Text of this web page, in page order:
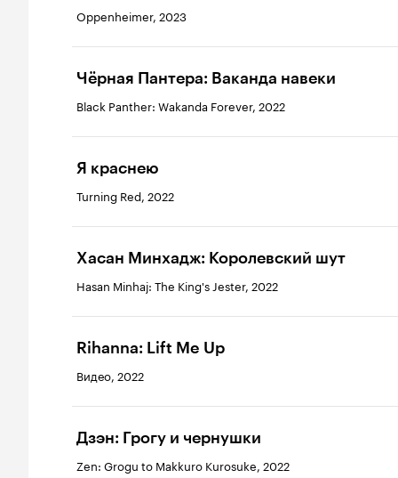
Oppenheimer, 2023
Чёрная Пантера: Ваканда навеки
Black Panther: Wakanda Forever, 2022
Я краснею
Turning Red, 2022
Хасан Минхадж: Королевский шут
Hasan Minhaj: The King's Jester, 2022
Rihanna: Lift Me Up
Видео, 2022
Дзэн: Грогу и чернушки
Zen: Grogu to Makkuro Kurosuke, 2022